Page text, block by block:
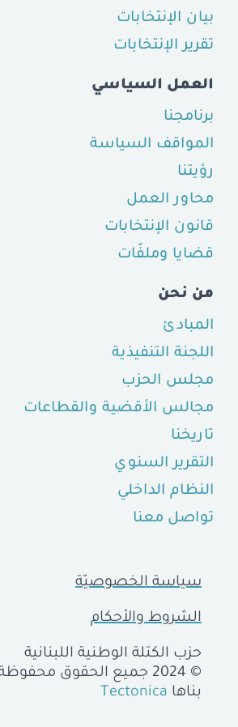
بيان الإنتخابات
تقرير الإنتخابات
العمل السياسي
برنامجنا
المواقف السياسة
رؤيتنا
محاور العمل
قانون الإنتخابات
قضايا وملفّات
من نحن
المبادئ
اللجنة التنفيذية
مجلس الحزب
مجالس الأقضية والقطاعات
تاريخنا
التقرير السنوي
النظام الداخلي
تواصل معنا
سياسة الخصوصيّة
الشروط والأحكام
حزب الكتلة الوطنية اللبنانية
© 2024 جميع الحقوق محفوظة
بناهاTectonica